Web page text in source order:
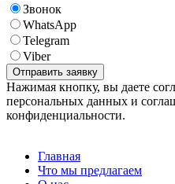
Звонок
WhatsApp
Telegram
Viber
Нажимая кнопку, вы даете
персональных данных и
конфиденциальности.
Главная
Что мы предлагаем